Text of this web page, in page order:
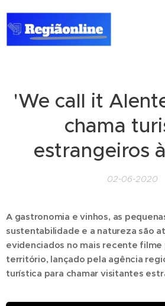
'We call it
chama
estrangeiros
02-06-2020
A gastronomia e vinhos, as
sustentabilidade e a natureza são
evidenciados no mais recente
território, lançado pela agência
turística para chamar visitantes